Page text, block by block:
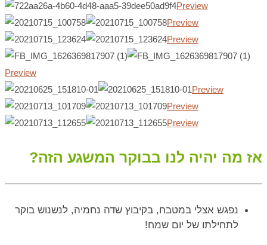
Preview
Preview
Preview
Preview
Preview
Preview
Preview
אז מה יהיה לנו בבוקר המשגע הזה?
נפגש אצלי במטבח, בקיבוץ שדה נחמיה, לנשנוש בוקר
לתחילתו של יום שמח!